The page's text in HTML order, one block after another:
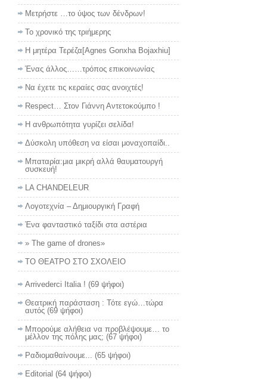
Μετρήστε …το ύψος των δένδρων!
Το χρονικό της τριήμερης
Η μητέρα Τερέζα[Agnes Gonxha Bojaxhiu]
Ένας άλλος……τρόπος επικοινωνίας
Να έχετε τις κεραίες σας ανοιχτές!
Respect… Στον Γιάννη Αντετοκούμπο !
Η ανθρωπότητα γυρίζει σελίδα!
Δύσκολη υπόθεση να είσαι μοναχοπαίδι..
Μπαταρία:μια μικρή αλλά θαυματουργή
συσκευή!
LA CHANDELEUR
Λογοτεχνία – Δημιουργική Γραφή
Ένα φανταστικό ταξίδι στα αστέρια
» The game of drones»
ΤΟ ΘΕΑΤΡΟ ΣΤΟ ΣΧΟΛΕΙΟ
Arrivederci Italia ! (69 ψήφοι)
Θεατρική παράσταση : Τότε εγώ…τώρα
αυτός (69 ψήφοι)
Μπορούμε αλήθεια να προβλέψουμε… το
μέλλον της πόλης μας; (67 ψήφοι)
Ραδιομαθαίνουμε... (65 ψήφοι)
Editorial (64 ψήφοι)